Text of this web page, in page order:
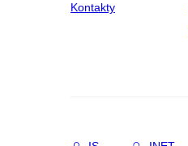
Kontakty